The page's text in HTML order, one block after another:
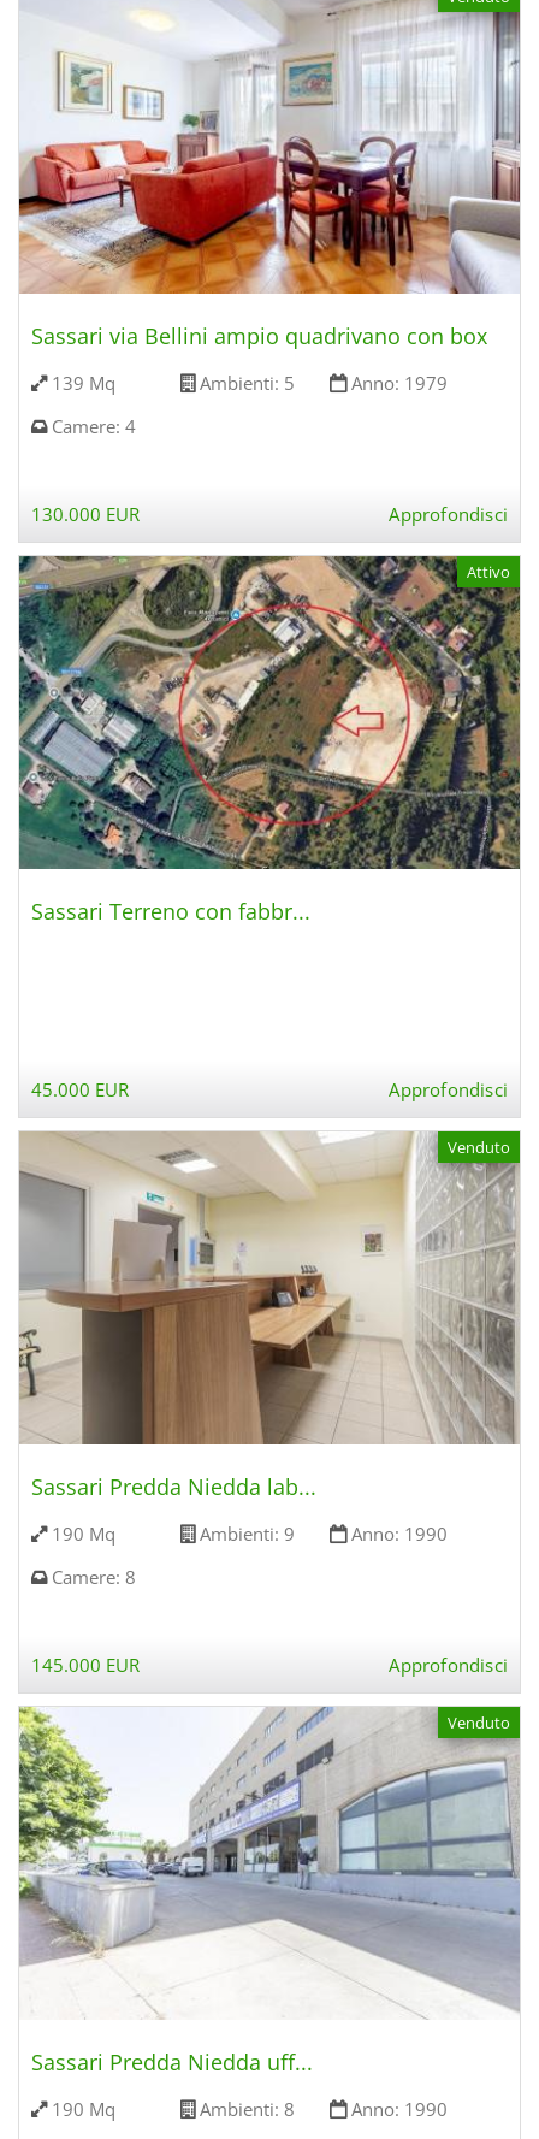
Sassari via Bellini ampio quadrivano con box
139 Mq Ambienti: 5 Anno: 1979
Camere: 4
130.000 EUR Approfondisci
Attivo
Sassari Terreno con fabbr...
45.000 EUR Approfondisci
Venduto
Sassari Predda Niedda lab...
190 Mq Ambienti: 9 Anno: 1990
Camere: 8
145.000 EUR Approfondisci
Venduto
Sassari Predda Niedda uff...
190 Mq Ambienti: 8 Anno: 1990